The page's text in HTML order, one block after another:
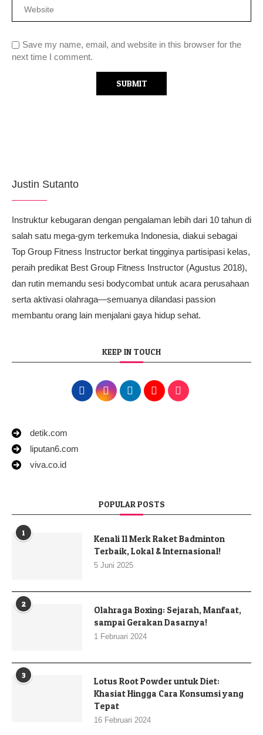
Save my name, email, and website in this browser for the
next time I comment.
Justin Sutanto
Instruktur kebugaran dengan pengalaman lebih dari 10 tahun di
salah satu mega-gym terkemuka Indonesia, diakui sebagai
Top Group Fitness Instructor berkat tingginya partisipasi kelas,
peraih predikat Best Group Fitness Instructor (Agustus 2018),
dan rutin memandu sesi bodycombat untuk acara perusahaan
serta aktivasi olahraga—semuanya dilandasi passion
membantu orang lain menjalani gaya hidup sehat.
KEEP IN TOUCH
detik.com
liputan6.com
viva.co.id
POPULAR POSTS
1
Kenali 11 Merk Raket Badminton
Terbaik, Lokal & Internasional!
5 Juni 2025
2
Olahraga Boxing: Sejarah, Manfaat,
sampai Gerakan Dasarnya!
1 Februari 2024
3
Lotus Root Powder untuk Diet:
Khasiat Hingga Cara Konsumsi yang
Tepat
16 Februari 2024